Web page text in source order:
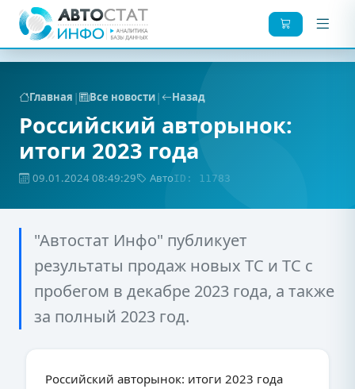
Главная | Все новости| Назад
Российский авторынок:
итоги 2023 года
09.01.2024 08:49:29 АвтоID: 11783
"Автостат Инфо" публикует
результаты продаж новых ТС и ТС с
пробегом в декабре 2023 года, а также
за полный 2023 год.
Российский авторынок: итоги 2023 года